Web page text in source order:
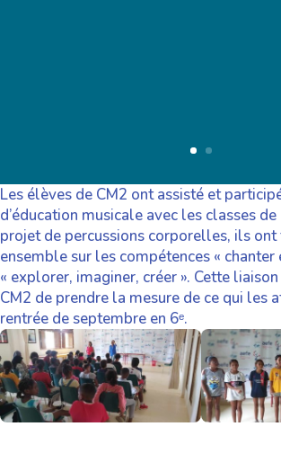
Les élèves de CM2 ont assisté et
d’éducation musicale avec les classes de
projet de percussions corporelles, ils
ensemble sur les compétences «
« explorer, imaginer, créer ». Cette
CM2 de prendre la mesure de ce qui les
rentrée de septembre en 6ᵉ.